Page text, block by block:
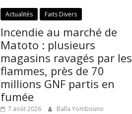
Actualités Faits Divers
Incendie au marché de
Matoto : plusieurs
magasins ravagés par les
flammes, près de 70
millions GNF partis en
fumée
7 août 2026 Balla Yombouno